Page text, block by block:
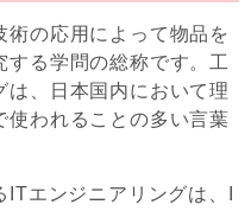
術の応用によって物品を
る学問の総称です。工
は、日本国内において理
使われることの多い言葉
エンジニアリングは、I